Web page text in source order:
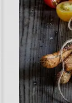
leivät ja piirakat
seurana maistuvat
hummukseen. Yli
erikois-
makumieltymysten
Suomi leipoo-
laan. Selkeät ohjeet
veden kielelle.
Näytä lisää